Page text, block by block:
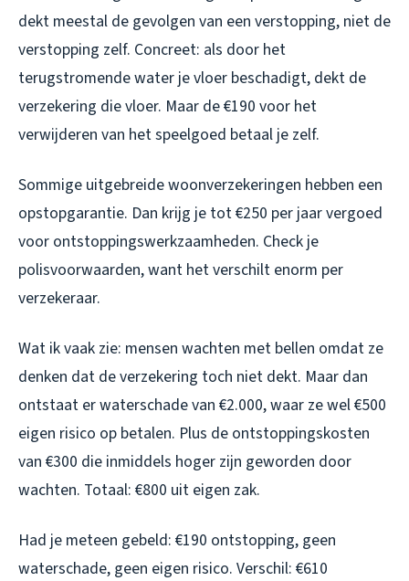
dekt meestal de gevolgen van een verstopping, niet de
verstopping zelf. Concreet: als door het
terugstromende water je vloer beschadigt, dekt de
verzekering die vloer. Maar de €190 voor het
verwijderen van het speelgoed betaal je zelf.
Sommige uitgebreide woonverzekeringen hebben een
opstopgarantie. Dan krijg je tot €250 per jaar vergoed
voor ontstoppingswerkzaamheden. Check je
polisvoorwaarden, want het verschilt enorm per
verzekeraar.
Wat ik vaak zie: mensen wachten met bellen omdat ze
denken dat de verzekering toch niet dekt. Maar dan
ontstaat er waterschade van €2.000, waar ze wel €500
eigen risico op betalen. Plus de ontstoppingskosten
van €300 die inmiddels hoger zijn geworden door
wachten. Totaal: €800 uit eigen zak.
Had je meteen gebeld: €190 ontstopping, geen
waterschade, geen eigen risico. Verschil: €610